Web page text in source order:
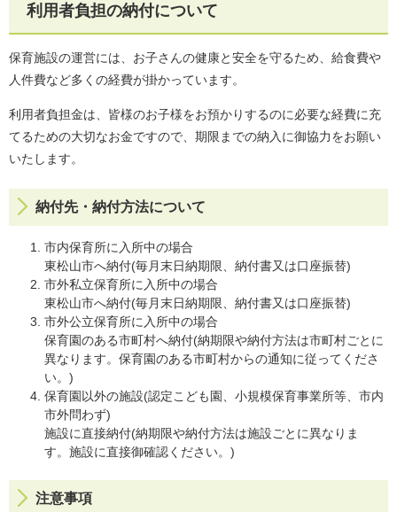
利用者負担の納付について
保育施設の運営には、お子さんの健康と安全を守るため、給食費や
人件費など多くの経費が掛かっています。
利用者負担金は、皆様のお子様をお預かりするのに必要な経費に充
てるための大切なお金ですので、期限までの納入に御協力をお願い
いたします。
納付先・納付方法について
市内保育所に入所中の場合
東松山市へ納付(毎月末日納期限、納付書又は口座振替)
市外私立保育所に入所中の場合
東松山市へ納付(毎月末日納期限、納付書又は口座振替)
市外公立保育所に入所中の場合
保育園のある市町村へ納付(納期限や納付方法は市町村ごとに
異なります。保育園のある市町村からの通知に従ってくださ
い。)
保育園以外の施設(認定こども園、小規模保育事業所等、市内
市外問わず)
施設に直接納付(納期限や納付方法は施設ごとに異なりま
す。施設に直接御確認ください。)
注意事項